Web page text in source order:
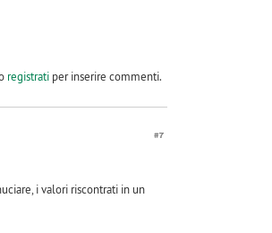
registratiper inserire commenti.
#7
i valori riscontrati in un